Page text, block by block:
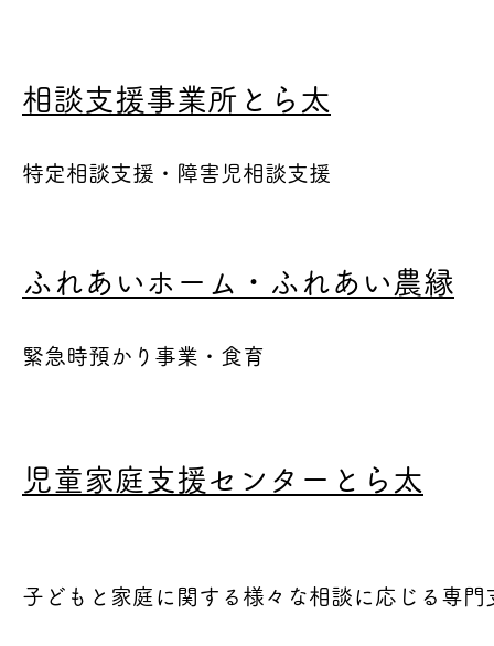
相談支援事業所とら太
特定相談支援・障害児相談支援
ふれあいホーム・ふれあい農縁
緊急時預かり事業・食育
​児童家庭支援センターとら太
子どもと家庭に関する様々な相談に応じる専門